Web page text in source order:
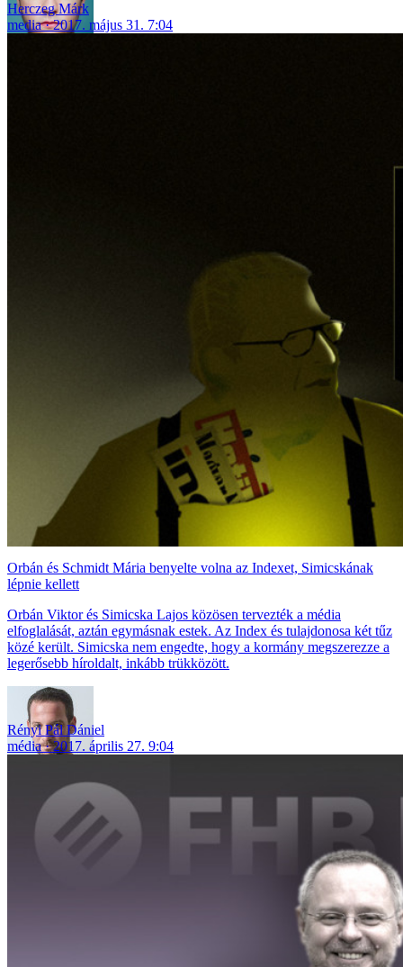
Herczeg Márk
media
2017. május 31. 7:04
Orbán és Schmidt Mária benyelte volna az Indexet, Simicskának
lépnie kellett
Orbán Viktor és Simicska Lajos közösen tervezték a média
elfoglalását, aztán egymásnak estek. Az Index és tulajdonosa két tűz
közé került. Simicska nem engedte, hogy a kormány megszerezze a
legerősebb híroldalt, inkább trükközött.
Rényi Pál Dániel
média
2017. április 27. 9:04